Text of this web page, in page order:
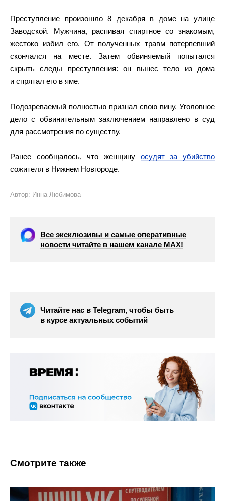
Преступление произошло 8 декабря в доме на улице
Заводской. Мужчина, распивая спиртное со знакомым,
жестоко избил его. От полученных травм потерпевший
скончался на месте. Затем обвиняемый попытался
скрыть следы преступления: он вынес тело из дома
и спрятал его в яме.
Подозреваемый полностью признал свою вину. Уголовное
дело с обвинительным заключением направлено в суд
для рассмотрения по существу.
Ранее сообщалось, что женщину осудят за убийство
сожителя в Нижнем Новгороде.
Автор: Инна Любимова
Все эксклюзивы и самые оперативные
новости читайте в нашем канале МАХ!
Читайте нас в Telegram, чтобы быть
в курсе актуальных событий
Смотрите также